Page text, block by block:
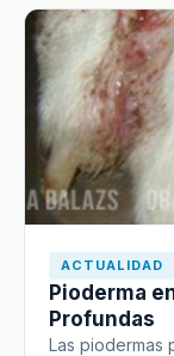
ACTUALIDAD
Pioderma
Profundas
Las piodermas